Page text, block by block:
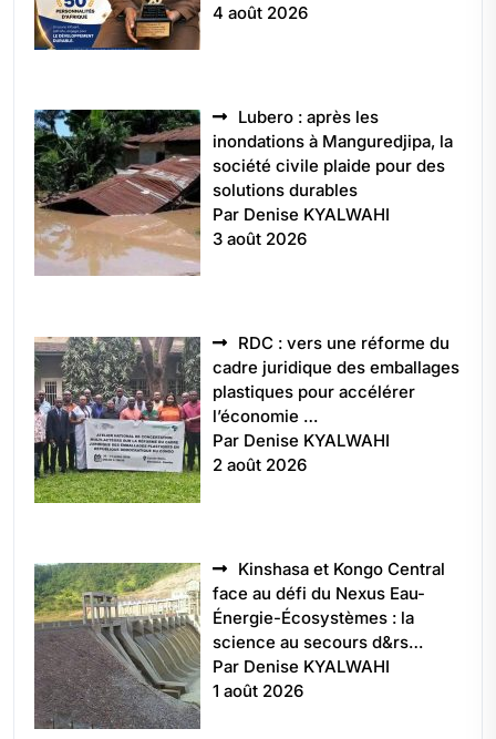
4 août 2026
Lubero : après les
inondations à Manguredjipa, la
société civile plaide pour des
solutions durables
Par Denise KYALWAHI
3 août 2026
RDC : vers une réforme du
cadre juridique des emballages
plastiques pour accélérer
l’économie …
Par Denise KYALWAHI
2 août 2026
Kinshasa et Kongo Central
face au défi du Nexus Eau-
Énergie-Écosystèmes : la
science au secours d&rs…
Par Denise KYALWAHI
1 août 2026